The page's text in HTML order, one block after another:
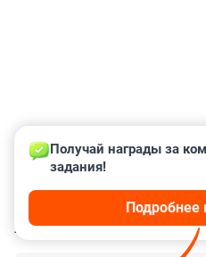
КОММЕНТАРИИ 7
Получай награды за
задания!
Подробнее